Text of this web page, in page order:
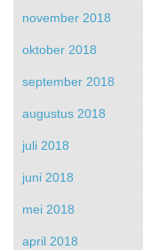
november 2018
oktober 2018
september 2018
augustus 2018
juli 2018
juni 2018
mei 2018
april 2018